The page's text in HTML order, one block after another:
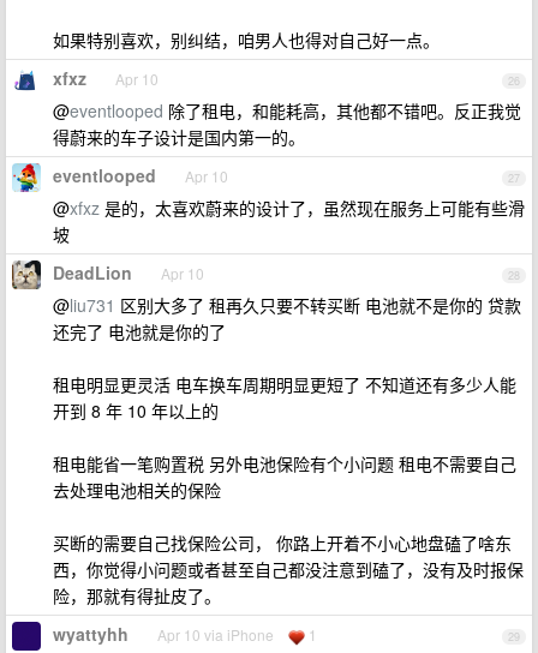
如果特别喜欢，别纠结，咱男人也得对自己好一点。
26
xfxz Apr 10
@eventlooped 除了租电，和能耗高，其他都不错吧。反正我觉
得蔚来的车子设计是国内第一的。
27
eventlooped Apr 10
@xfxz 是的，太喜欢蔚来的设计了，虽然现在服务上可能有些滑
坡
28
DeadLion Apr 10
@liu731 区别大多了 租再久只要不转买断 电池就不是你的 贷款
还完了 电池就是你的了
租电明显更灵活 电车换车周期明显更短了 不知道还有多少人能
开到 8 年 10 年以上的
租电能省一笔购置税 另外电池保险有个小问题 租电不需要自己
去处理电池相关的保险
买断的需要自己找保险公司， 你路上开着不小心地盘磕了啥东
西，你觉得小问题或者甚至自己都没注意到磕了，没有及时报保
险，那就有得扯皮了。
29
wyattyhh Apr 10 via iPhone 1